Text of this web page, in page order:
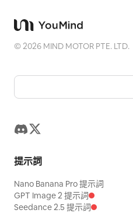
©2026 MIND MOTOR PTE. LTD.
提示詞
Nano Banana Pro 提示詞
GPT Image 2 提示詞
Seedance 2.5 提示詞